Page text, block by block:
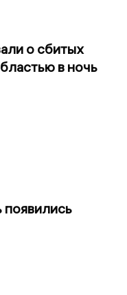
о сбитых
в ночь
появились